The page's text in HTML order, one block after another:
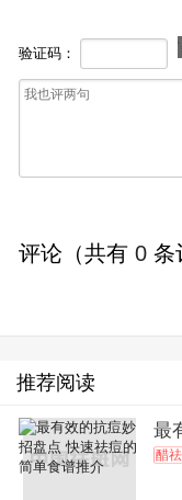
验证码：
评论（共有 0 条
推荐阅读
最
醋